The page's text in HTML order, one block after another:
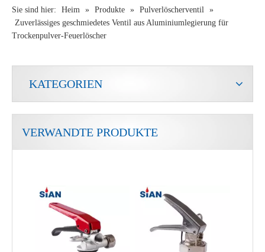
Sie sind hier: Heim » Produkte » Pulverlöscherventil »
Zuverlässiges geschmiedetes Ventil aus Aluminiumlegierung für
Trockenpulver-Feuerlöscher
KATEGORIEN
VERWANDTE PRODUKTE
Hochwertiges Ventil aus Aluminiumlegierung für Trockenpulver-Feuerlöscher, hergestellt in China